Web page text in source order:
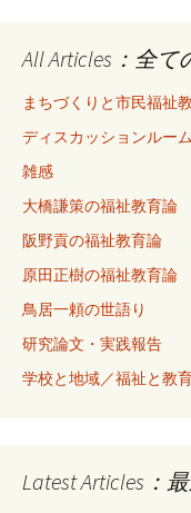
All Articles：全
まちづくりと市民福祉
ディスカッションルーム
雑感
大橋謙策の福祉教育論
阪野貢の福祉教育論
原田正樹の福祉教育論
鳥居一頼の世語り
研究論文・実践報告
学校と地域／福祉と教
Latest Articles：